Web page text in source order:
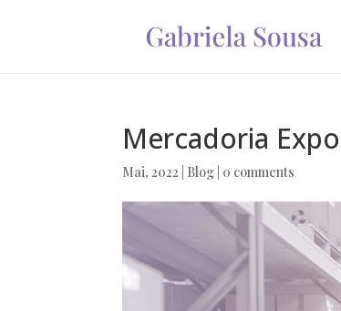
Mercadoria
Mai, 2022 Blog 0 comments